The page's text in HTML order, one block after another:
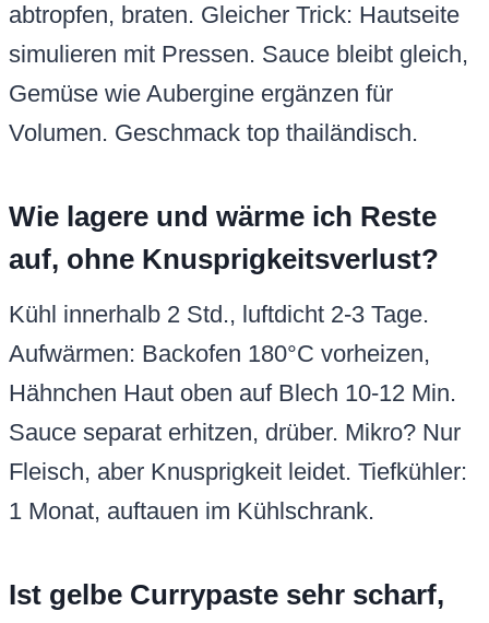
abtropfen, braten. Gleicher Trick: Hautseite
simulieren mit Pressen. Sauce bleibt gleich,
Gemüse wie Aubergine ergänzen für
Volumen. Geschmack top thailändisch.
Wie lagere und wärme ich Reste
auf, ohne Knusprigkeitsverlust?
Kühl innerhalb 2 Std., luftdicht 2-3 Tage.
Aufwärmen: Backofen 180°C vorheizen,
Hähnchen Haut oben auf Blech 10-12 Min.
Sauce separat erhitzen, drüber. Mikro? Nur
Fleisch, aber Knusprigkeit leidet. Tiefkühler:
1 Monat, auftauen im Kühlschrank.
Ist gelbe Currypaste sehr scharf,